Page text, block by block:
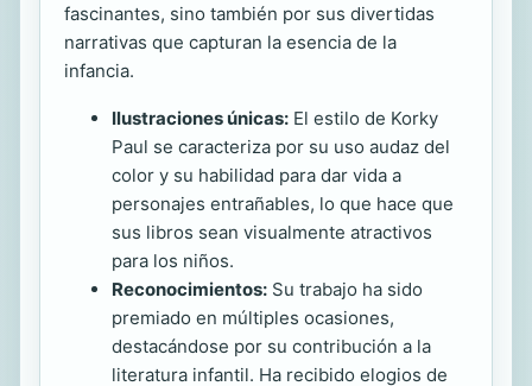
fascinantes, sino también por sus divertidas
narrativas que capturan la esencia de la
infancia.
Ilustraciones únicas: El estilo de Korky
Paul se caracteriza por su uso audaz del
color y su habilidad para dar vida a
personajes entrañables, lo que hace que
sus libros sean visualmente atractivos
para los niños.
Reconocimientos: Su trabajo ha sido
premiado en múltiples ocasiones,
destacándose por su contribución a la
literatura infantil. Ha recibido elogios de